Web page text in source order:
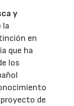
y
la
en
que ha
los
de